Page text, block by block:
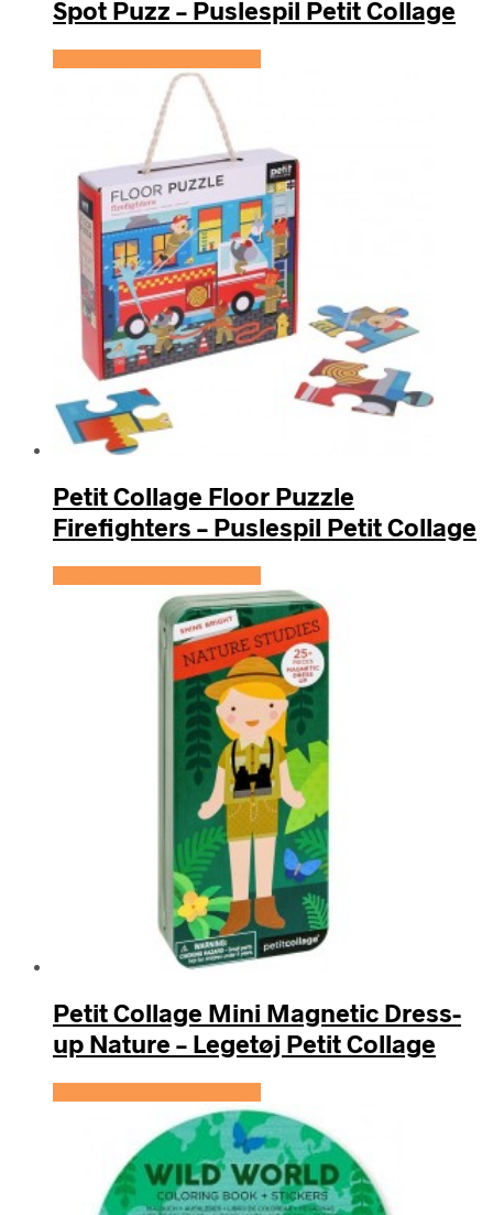
Spot Puzz – Puslespil Petit Collage
Petit Collage Floor Puzzle
Firefighters – Puslespil Petit Collage
Petit Collage Mini Magnetic Dress-
up Nature – Legetøj Petit Collage